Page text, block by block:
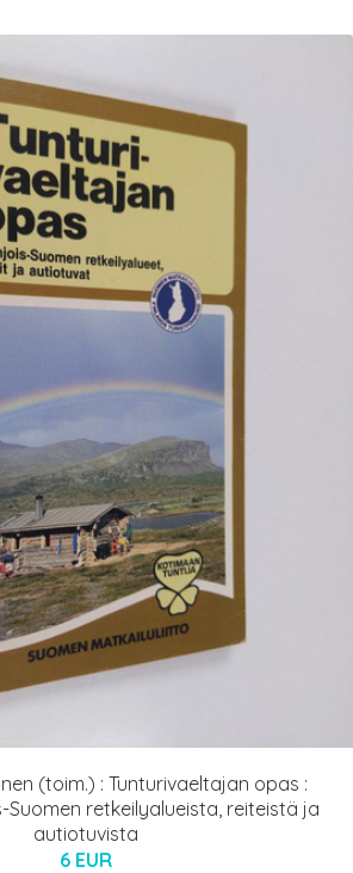
(toim.) : Tunturivaeltajan opas :
Suomen retkeilyalueista, reiteistä ja
autiotuvista
6 EUR